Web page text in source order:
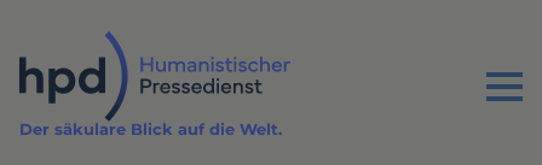
Inhalt
Menu
Der säkulare Blick auf die Welt.